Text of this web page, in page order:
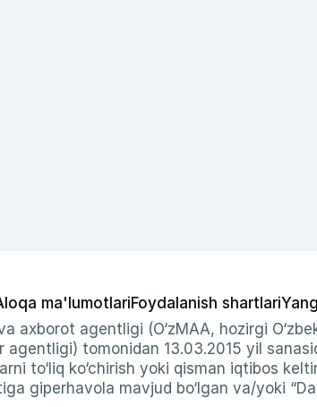
ma'lumotlariFoydalanish shartlari
axborot agentligi (O‘zMAA, hozirgi
tomonidan 13.03.2015 yil
to‘liq ko‘chirish yoki qisman iqtibos
giperhavola mavjud bo‘lgan va/yoki